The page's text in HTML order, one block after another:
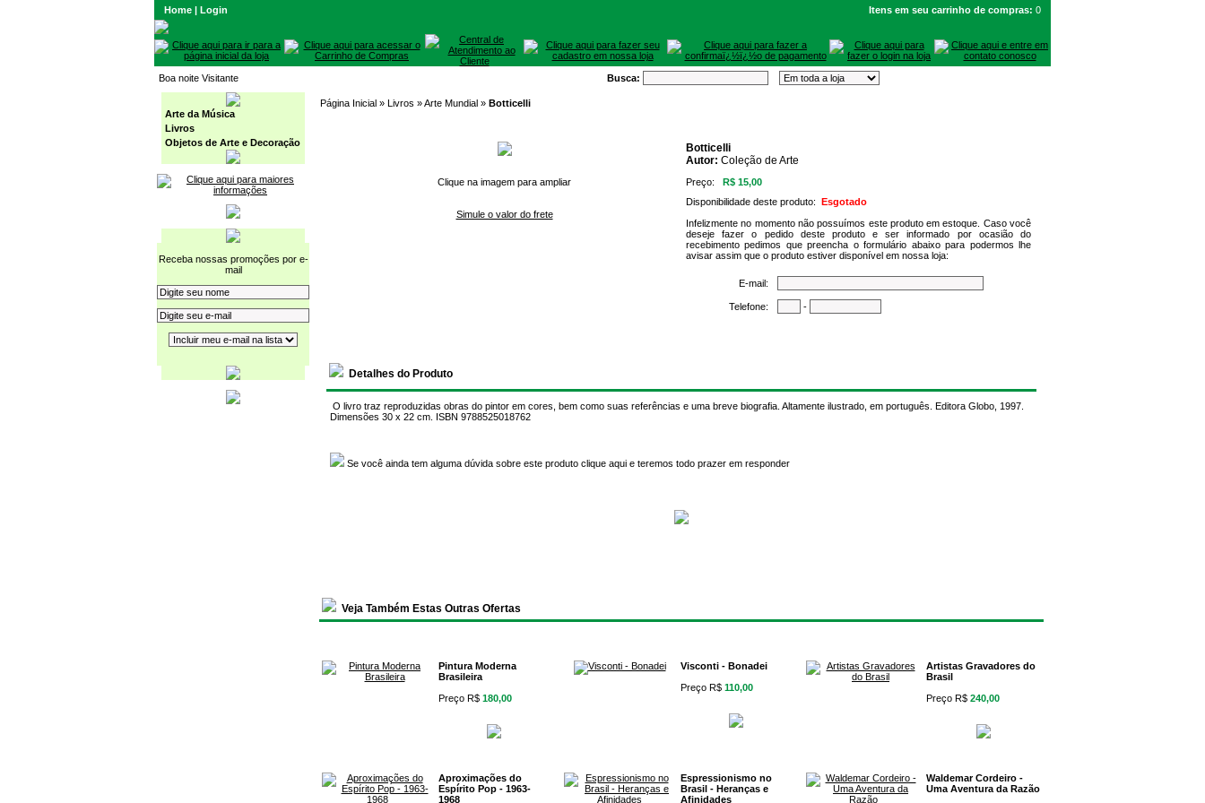
Home | Login Itens em seu carrinho de compras: 0
Boa noite Visitante Busca:
Arte da Música
Livros
Objetos de Arte e Decoração
Receba nossas promoções por e-
mail
Página Inicial » Livros »Arte Mundial » Botticelli
Clique na imagem para ampliar
Simule o valor do frete
Botticelli
Autor: Coleção de Arte
Preço:
R$ 15,00
Disponibilidade deste produto:
Esgotado
Infelizmente no momento não possuímos este produto em estoque. Caso você
deseje fazer o pedido deste produto e ser informado por ocasião do
recebimento pedimos que preencha o formulário abaixo para podermos lhe
avisar assim que o produto estiver disponível em nossa loja:
E-mail:
Telefone: -
Detalhes do Produto
O livro traz reproduzidas obras do pintor em cores, bem como suas referências e uma breve biografia. Altamente ilustrado, em português. Editora Globo, 1997.
Dimensões 30 x 22 cm. ISBN 9788525018762
Se você ainda tem alguma dúvida sobre este produto clique aqui e teremos todo prazer em responder
Veja Também Estas Outras Ofertas
Pintura Moderna
Brasileira
Preço R$ 180,00
Visconti - Bonadei
Preço R$ 110,00
Artistas Gravadores do
Brasil
Preço R$ 240,00
Aproximações do
Espírito Pop - 1963-
1968
Espressionismo no
Brasil - Heranças e
Afinidades
Waldemar Cordeiro -
Uma Aventura da Razão